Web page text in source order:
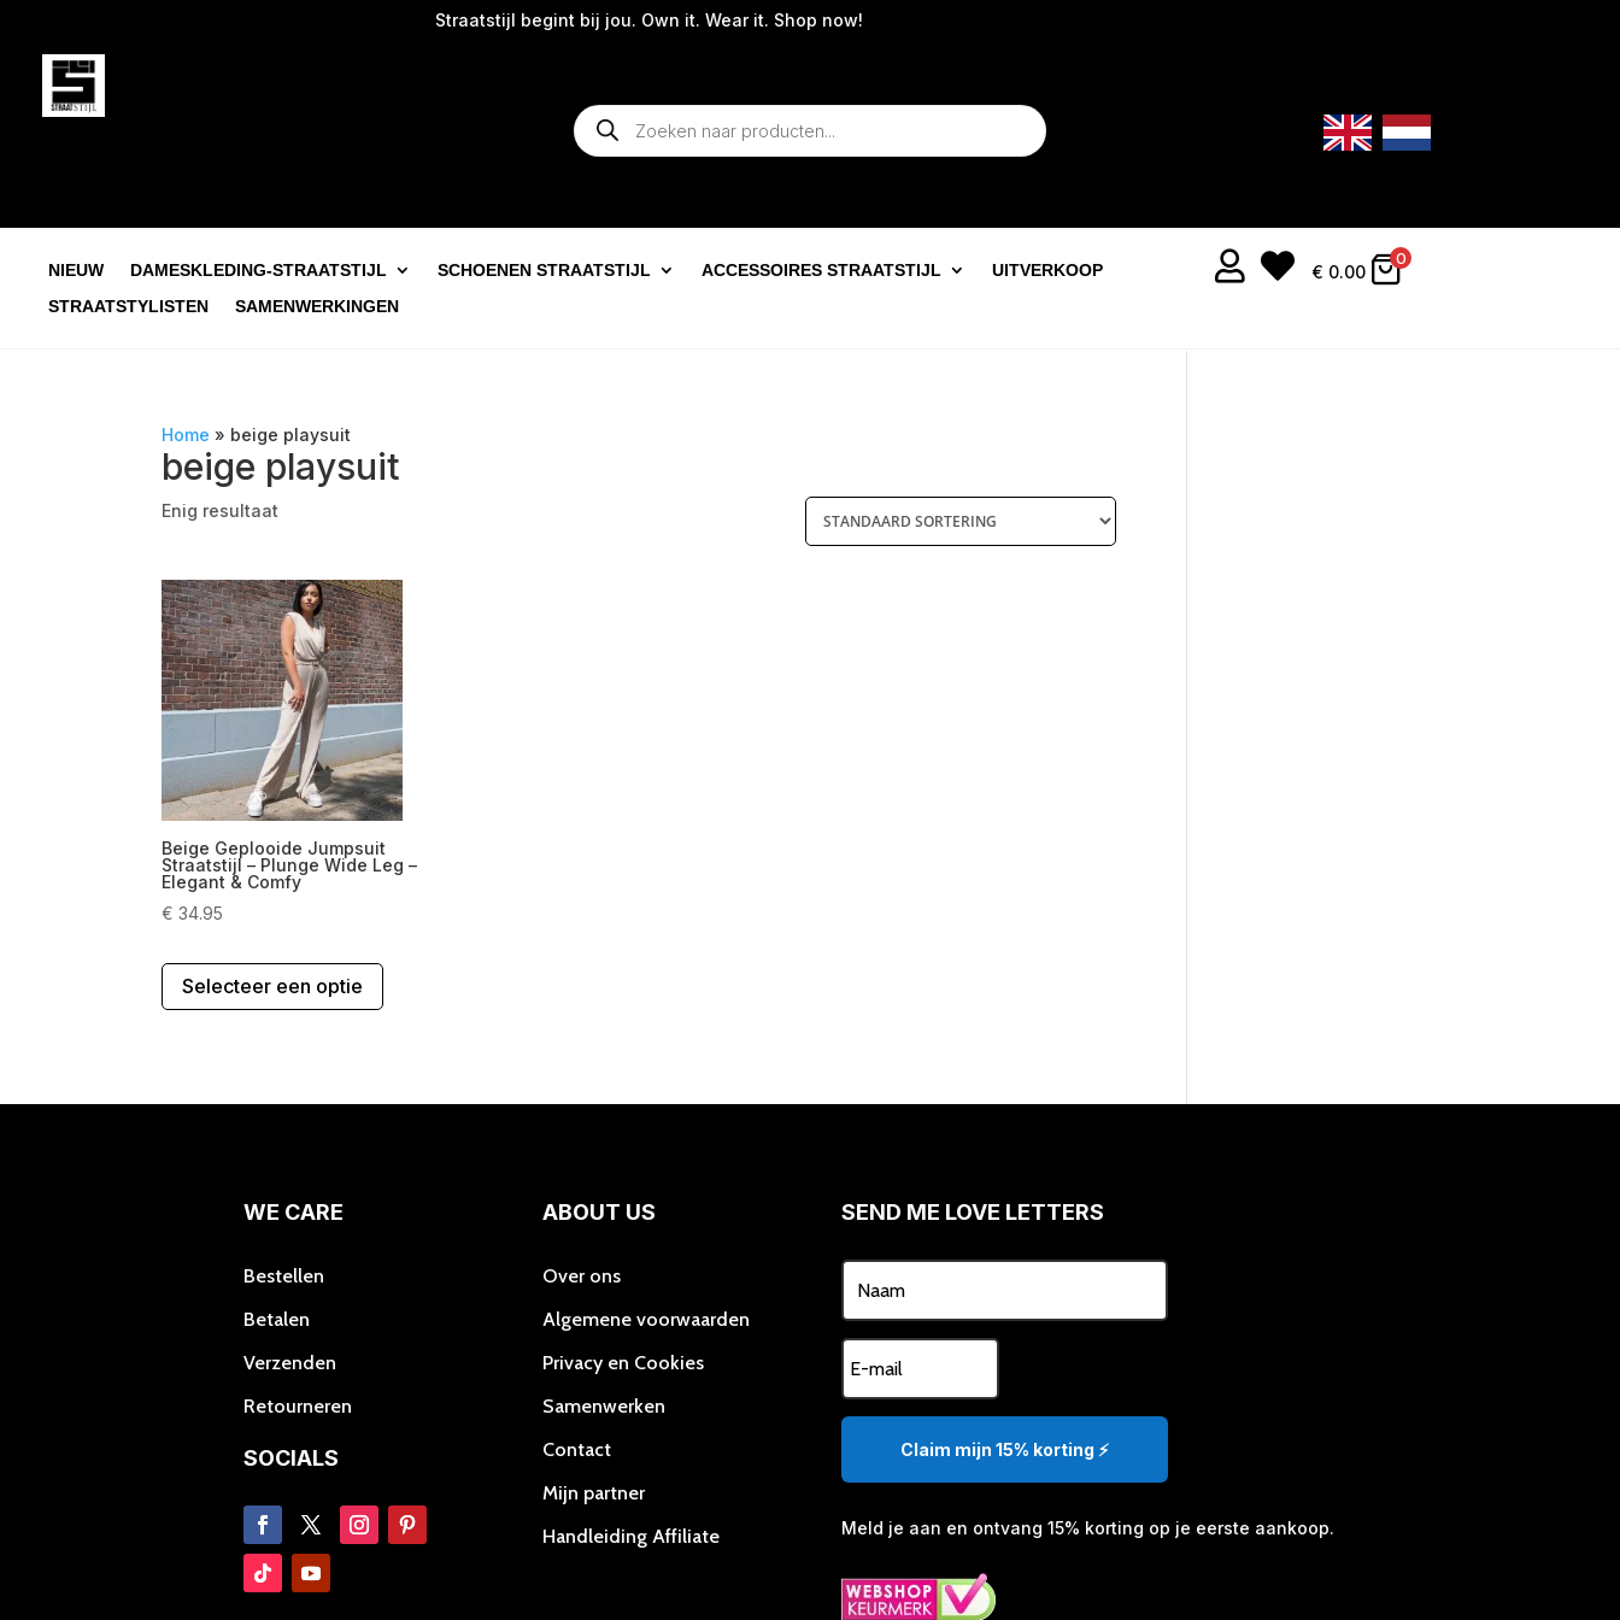
Straatstijl begint bij jou. Own it. Wear it. Shop now!
Producten
zoeken
NIEUW DAMESKLEDING-STRAATSTIJL SCHOENEN STRAATSTIJL ACCESSOIRES STRAATSTIJL
UITVERKOOP
STRAATSTYLISTEN
SAMENWERKINGEN
  € 0.00
0
Home » beige playsuit
beige playsuit
Enig resultaat
Beige Geplooide Jumpsuit
Straatstijl – Plunge Wide Leg –
Elegant & Comfy
€ 34.95
Selecteer een optie
heeft
WE CARE
Bestellen
Betalen
Verzenden
Retourneren
SOCIALS
ABOUT US
Over ons
Algemene voorwaarden
Privacy en Cookies
Samenwerken
Contact
Mijn partner
Handleiding Affiliate
SEND ME LOVE LETTERS
Claim mijn 15% korting ⚡️
Meld je aan en ontvang 15% korting op je eerste aankoop.